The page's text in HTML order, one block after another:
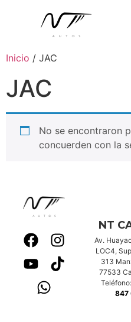
Inicio / JAC
JAC
No se encontraron
concuerden con la
NT
Av.
LOC4,
313
77533
Teléfono:
847